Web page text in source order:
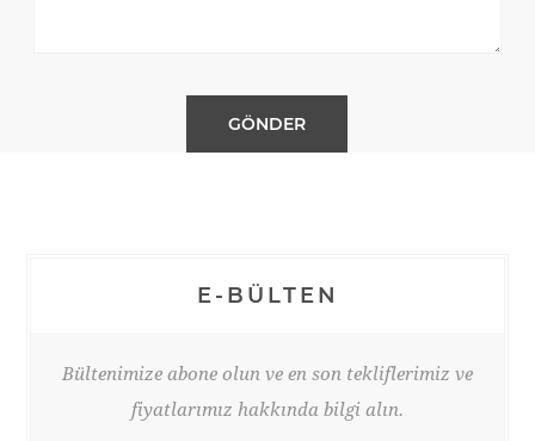
E-BÜLTEN
Bültenimize abone olun ve en son tekliflerimiz ve
fiyatlarımız hakkında bilgi alın.